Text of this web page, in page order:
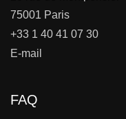
75001 Paris
+33 1 40 41 07 30
E-mail
FAQ